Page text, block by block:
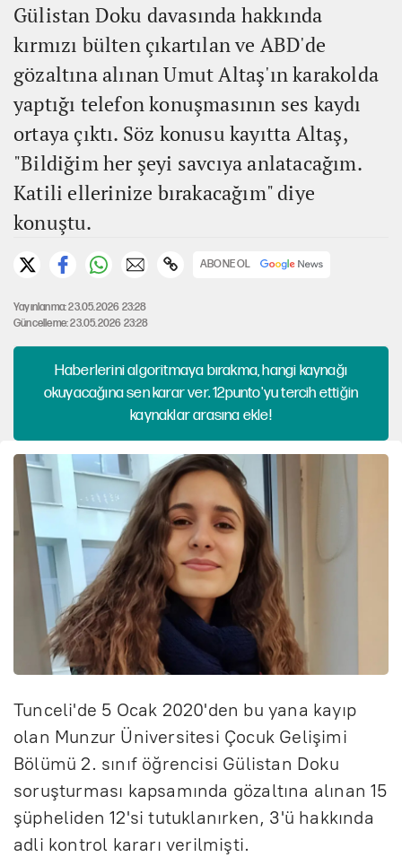
Gülistan Doku davasında hakkında
kırmızı bülten çıkartılan ve ABD'de
gözaltına alınan Umut Altaş'ın karakolda
yaptığı telefon konuşmasının ses kaydı
ortaya çıktı. Söz konusu kayıtta Altaş,
"Bildiğim her şeyi savcıya anlatacağım.
Katili ellerinize bırakacağım" diye
konuştu.
ABONE OL
Yayınlanma: 23.05.2026 23:28
Güncelleme: 23.05.2026 23:28
Haberlerini algoritmaya bırakma, hangi kaynağı
okuyacağına sen karar ver. 12punto'yu tercih ettiğin
kaynaklar arasına ekle!
Tunceli'de 5 Ocak 2020'den bu yana kayıp
olan Munzur Üniversitesi Çocuk Gelişimi
Bölümü 2. sınıf öğrencisi Gülistan Doku
soruşturması kapsamında gözaltına alınan 15
şüpheliden 12'si tutuklanırken, 3'ü hakkında
adli kontrol kararı verilmişti.